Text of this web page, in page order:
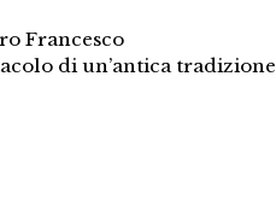
Francesco
di un’antica tradizione